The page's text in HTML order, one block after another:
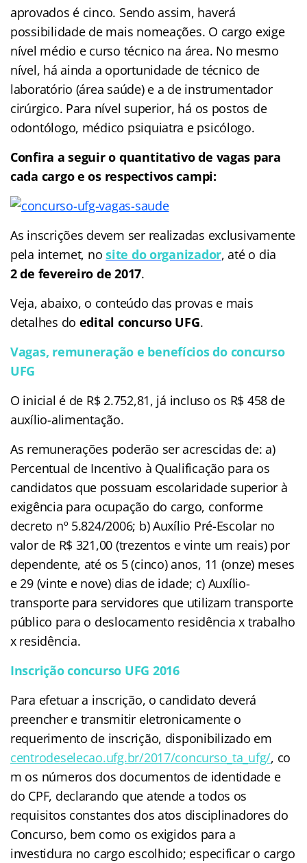
aprovados é cinco. Sendo assim, haverá
possibilidade de mais nomeações. O cargo exige
nível médio e curso técnico na área. No mesmo
nível, há ainda a oportunidade de técnico de
laboratório (área saúde) e a de instrumentador
cirúrgico. Para nível superior, há os postos de
odontólogo, médico psiquiatra e psicólogo.
Confira a seguir o quantitativo de vagas para
cada cargo e os respectivos campi:
As inscrições devem ser realizadas exclusivamente
pela internet, nosite do organizador, até o dia
2 de fevereiro de 2017.
Veja, abaixo, o conteúdo das provas e mais
detalhes do edital concurso UFG.
Vagas, remuneração e benefícios do concurso
UFG
O inicial é de R$ 2.752,81, já incluso os R$ 458 de
auxílio-alimentação.
As remunerações poderão ser acrescidas de: a)
Percentual de Incentivo à Qualificação para os
candidatos que possuam escolaridade superior à
exigência para ocupação do cargo, conforme
decreto nº 5.824/2006; b) Auxílio Pré-Escolar no
valor de R$ 321,00 (trezentos e vinte um reais) por
dependente, até os 5 (cinco) anos, 11 (onze) meses
e 29 (vinte e nove) dias de idade; c) Auxílio-
transporte para servidores que utilizam transporte
público para o deslocamento residência x trabalho
x residência.
Inscrição concurso UFG 2016
Para efetuar a inscrição, o candidato deverá
preencher e transmitir eletronicamente o
requerimento de inscrição, disponibilizado em
centrodeselecao.ufg.br/2017/concurso_ta_ufg/, co
m os números dos documentos de identidade e
do CPF, declarando que atende a todos os
requisitos constantes dos atos disciplinadores do
Concurso, bem como os exigidos para a
investidura no cargo escolhido; especificar o cargo